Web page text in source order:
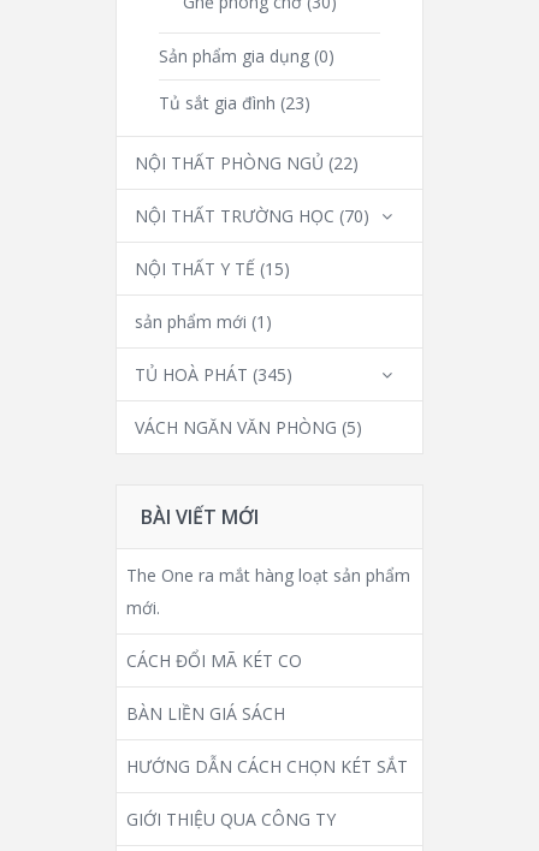
Sản phẩm gia dụng (0)
Tủ sắt gia đình (23)
NỘI THẤT PHÒNG NGỦ (22)
NỘI THẤT TRƯỜNG HỌC (70)
NỘI THẤT Y TẾ (15)
sản phẩm mới (1)
TỦ HOÀ PHÁT (345)
VÁCH NGĂN VĂN PHÒNG (5)
BÀI VIẾT MỚI
The One ra mắt hàng loạt sản phẩm
mới.
CÁCH ĐỔI MÃ KÉT CO
BÀN LIỀN GIÁ SÁCH
HƯỚNG DẪN CÁCH CHỌN KÉT SẮT
GIỚI THIỆU QUA CÔNG TY